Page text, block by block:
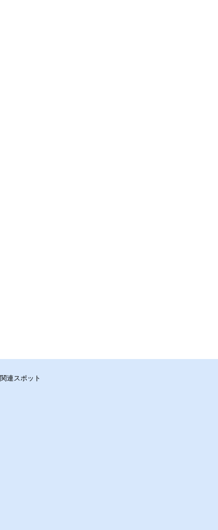
関連スポット